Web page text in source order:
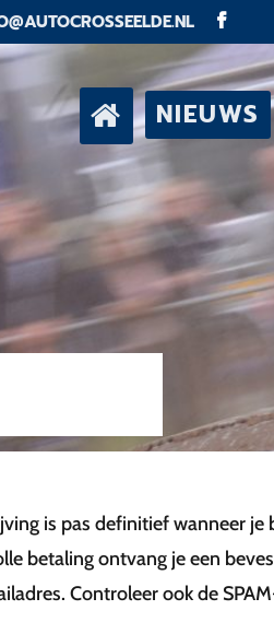
NIEUWS
is pas definitief wanneer
betaling ontvang je een
Controleer ook de